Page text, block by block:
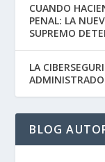
CUANDO
PENAL: LA
SUPREMO
LA
BLOG